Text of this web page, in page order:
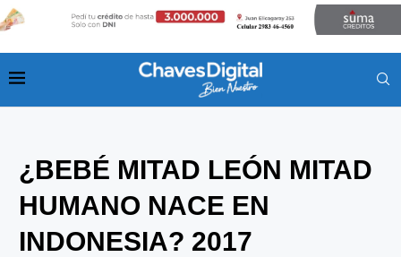
¿BEBÉ MITAD LEÓN MITAD
HUMANO NACE EN
INDONESIA? 2017